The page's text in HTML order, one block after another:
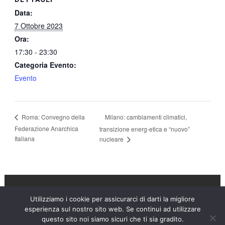
Data:
7 Ottobre 2023
Ora:
17:30 - 23:30
Categoria Evento:
Evento
Roma: Convegno della
Federazione Anarchica
Italiana
Milano: cambiamenti climatici,
transizione energ-etica e “nuovo”
nucleare
Umanità Nova © 2026
Utilizziamo i cookie per assicurarci di darti la migliore
esperienza sul nostro sito web. Se continui ad utilizzare
questo sito noi siamo sicuri che ti sia gradito.